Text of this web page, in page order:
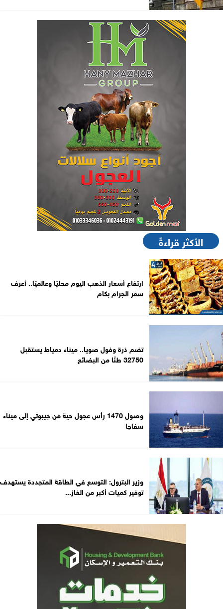
الأكثر قراءةً
ارتفاع أسعار الذهب اليوم محليًا وعالميًا.. أعرف
سعر الجرام بكام
تضم ذرة وفول صويا.. ميناء دمياط يستقبل
32750 طنًا من البضائع
وصول 1470 رأس عجول حية من جيبوتي إلى ميناء
سفاجا
وزير البترول: التوسع في الطاقة المتجددة يستهدف
توفير كميات أكبر من الغاز...